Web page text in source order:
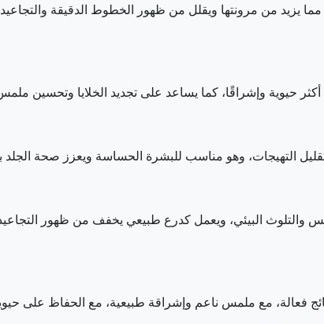
يزيد من مرونتها ويقلل من ظهور الخطوط الدقيقة
حيوية وإشراقًا، كما يساعد على تجديد الخلايا وتحسين
التهيجات، وهو مناسب للبشرة الحساسة ويعزز صحة الجلد
البيئي، ويعمل كدرع طبيعي يخفف من ظهور
فعالة، مع ملمس ناعم وإشراقة طبيعية، مع الحفاظ على